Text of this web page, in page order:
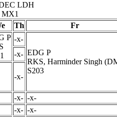
LDH
MX1
Th
Fr
P -x-
EDG P
RKS, Harminder Singh
S203
-x-
-x-
-x- -x-
-x- -x-